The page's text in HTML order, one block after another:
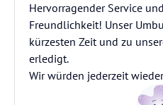
Hervorragender Service
Freundlichkeit! Unser
kürzesten Zeit und zu
erledigt.
Wir würden jederzeit